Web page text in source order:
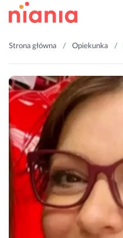
Strona główna Opiekunka